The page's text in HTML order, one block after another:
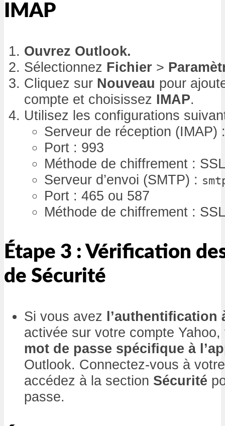
IMAP
Ouvrez Outlook.
Sélectionnez Fichier >
Cliquez sur Nouveau pour
compte et choisissez IMAP.
Utilisez les configurations
Serveur de réception (IMAP)
Port : 993
Méthode de chiffrement : SSL
Serveur d’envoi (SMTP) :
Port : 465 ou 587
Méthode de chiffrement :
Étape 3 : Vérification
de Sécurité
Si vous avez l’authentification
activée sur votre compte
mot de passe spécifique à
Outlook. Connectez-vous à
accédez à la section Sécurité
passe.